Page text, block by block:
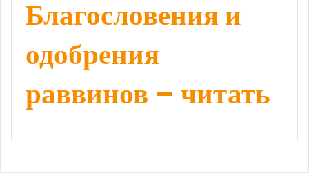
Благословения и
одобрения
раввинов – читать